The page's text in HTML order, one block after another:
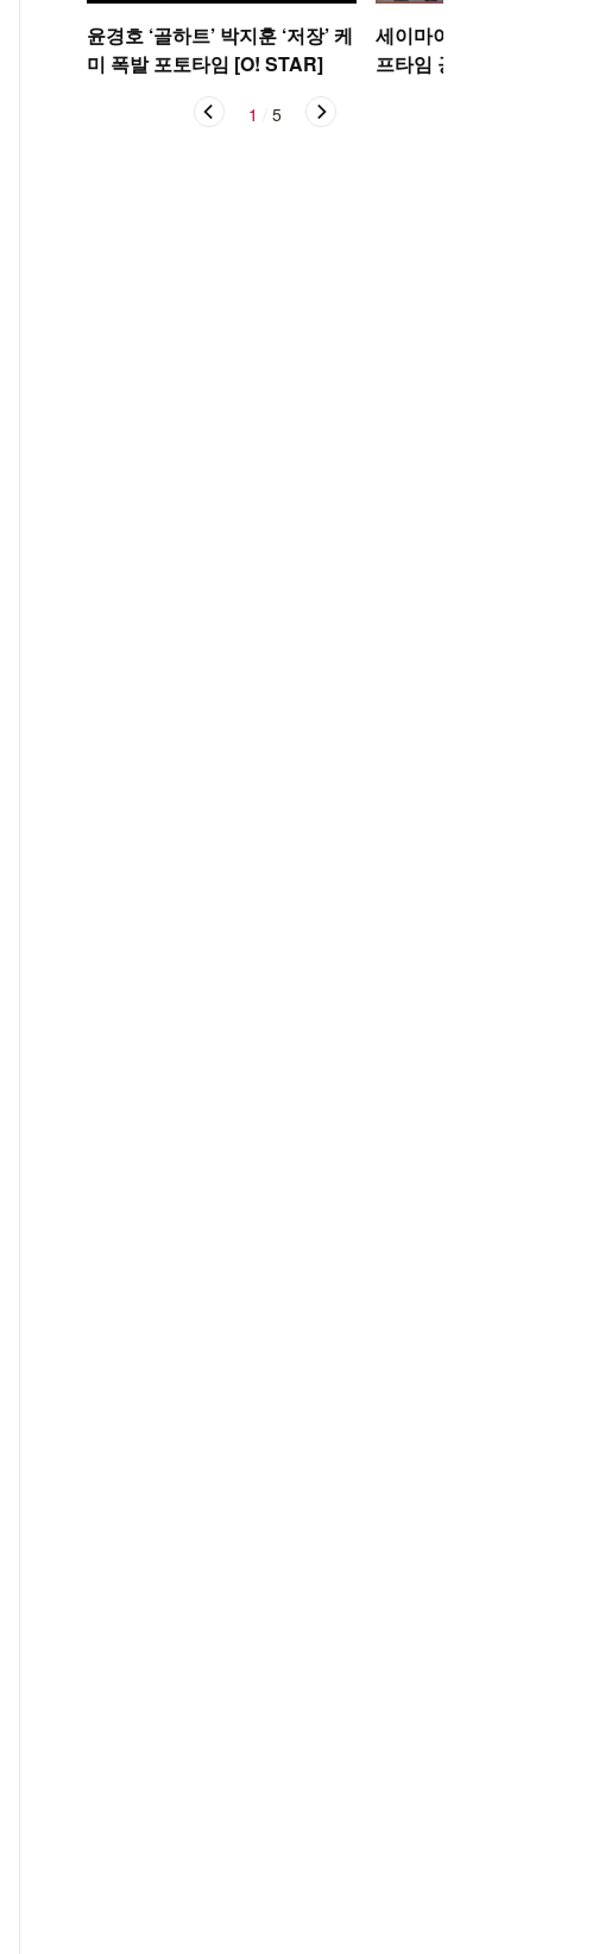
윤경호 ‘골하트’ 박지훈 ‘저장’ 케
미 폭발 포토타임 [O! STAR]
세이마이네임,'KIA 타이거
프타임 공연' [O!
1 5